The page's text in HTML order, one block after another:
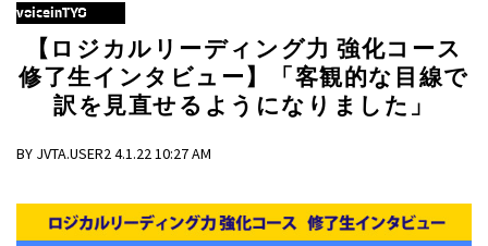
voiceinTYO
【ロジカルリーディング力 強化コース
修了生インタビュー】「客観的な目線で
訳を見直せるようになりました」
BY JVTA.USER2 4.1.22 10:27 AM